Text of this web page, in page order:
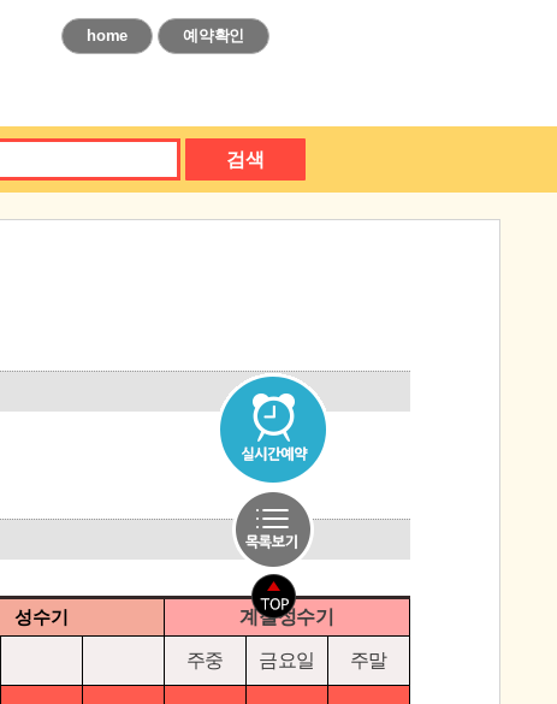
home 예약확인
검색
성수기
계절성수기
주중 금요일 주말